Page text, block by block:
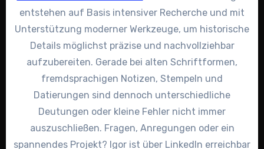
entstehen auf Basis intensiver Recherche und mit
Unterstützung moderner Werkzeuge, um historische
Details möglichst präzise und nachvollziehbar
aufzubereiten. Gerade bei alten Schriftformen,
fremdsprachigen Notizen, Stempeln und
Datierungen sind dennoch unterschiedliche
Deutungen oder kleine Fehler nicht immer
auszuschließen. Fragen, Anregungen oder ein
spannendes Projekt? Igor ist über LinkedIn erreichbar